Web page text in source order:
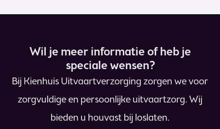
Wil je meer informatie of heb je
speciale wensen?
Bij Kienhuis Uitvaartverzorging zorgen we voor
zorgvuldige en persoonlijke uitvaartzorg. Wij
bieden u houvast bij loslaten.